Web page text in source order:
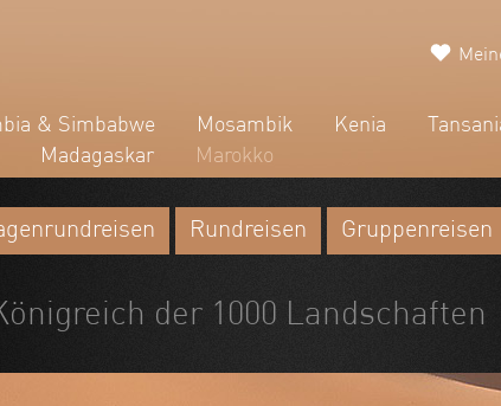
& Simbabwe Mosambik Kenia
Madagaskar Marokko
Rundreisen Gruppenreisen
der 1000 Landschaften